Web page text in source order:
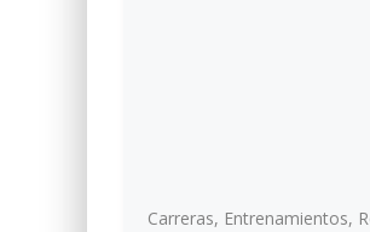
Carreras, Entrenamientos,